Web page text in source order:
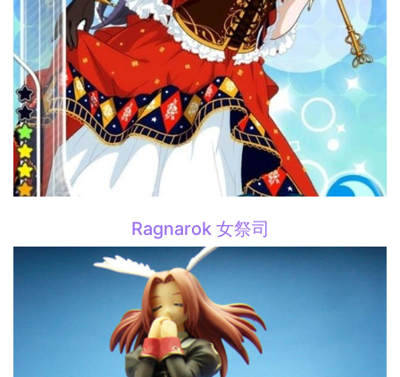
Ragnarok 女祭司